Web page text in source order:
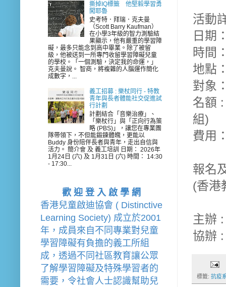
活動
日期
時間
地點
對象
名額
組)
費用
報名
(香港
主辦
協辦
標籤: 抗疫
撕掉IQ標籤 他堅毅學習勇
闖耶魯
史考特．拜瑞．克夫曼
（Scott Barry Kaufman）
在小學3年級的智力測驗結
果顯示，他有嚴重的學習障
礙，最多只能念到高中畢業。除了被留
級，他被送到一所專門收留學習障礙兒童
的學校。「一個測驗，決定我的命運，」
克夫曼說。 智商，將複雜的人腦運作簡化
成數字，...
義工招募 : 樂杖同行 - 特教
青年與長者體能社交促進試
行計劃
計劃結合「音樂治療」、
「樂杖行」與「正向行為策
略 (PBS)」，讓您在專業團
隊帶領下，不但能鍛鍊體魄，更能以
Buddy 身份陪伴長者與青年，走出自信與
活力。 簡介會 及 義工培訓 日期： 2026年
1月24日 (六) 及 1月31日 (六) 時間： 14:30
- 17:30...
歡 迎 登 入 啟 學 網
香港兒童啟迪協會 ( Distinctive
Learning Society) 成立於2001
年，成員來自不同專業對兒童
學習障礙有負擔的義工所組
成，透過不同社區教育讓公眾
了解學習障礙及特殊學習者的
需要，令社會人士認識幫助兒